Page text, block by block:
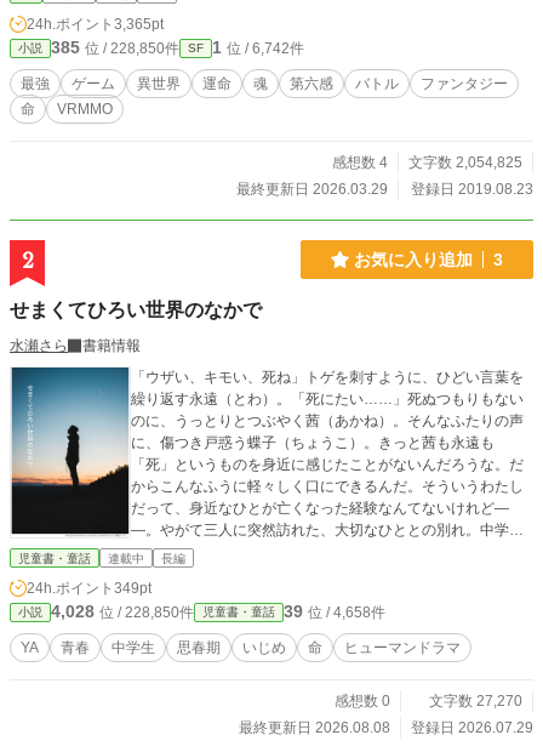
せ、ソウルメイトを通して視覚、聴覚、触覚、嗅覚、味覚、そして第六感を再現
を試みたシミュレーションゲームである。 アルカナ・ボンヤードは現存のVR
技術をはるかに超えた代物で、次世代のMMORPG、SRMMORPG(Soul Reality
Massively Multiplayer Online Role-Playing Game)として期待されているだけで
なく、軍事、医療等の様々な分野でも注目されていた。 しかし、魂の仮想世
界にソウルイン（ログイン）するには膨大なデータを処理できる装置と通信施設
大会『ソウル杯』を企画した。 その目的はアノア研究所が用意した施設に参
する事にある。 ゲームのルールは、ゲーム内でプレイヤー同士を戦わせて、
最後に生き残った者が勝者となる。優勝賞金は300万ドルという高額から、全世
界のゲーマーだけでなく、格闘家、軍隊からも注目される大会となった。 各
界のプロが競い合うことから、ネットではある噂が囁かれていた。それは……。
『この大会で優勝した人物はネトゲ―最強のプレイヤーの称号を得ることができ
る』 あるものは富と名声を、あるものは魂の世界の邂逅を夢見て……参加者
は様々な思いを胸に、戦いへと身を投じていくのであった。 ＊お話の都合上、
会話が長文になることがあります。 その場合、読みやすさを重視するため、
改行や一行開けた文体にしていますので、ご容赦ください。 投稿日は不定
期です
24h.ポイント 3,365pt
小説 385 位 / 228,850件 SF 1 位 / 6,742件
最強 ゲーム 異世界 運命 魂 第六感 バトル
ファンタジー
命
VRMMO
感想数 4
文字数 2,054,825
最終更新日 2026.03.29
登録日 2019.08.23
2 お気に入り追加 3
せまくてひろい世界のなかで
水瀬さら
書籍情報
「ウザい、キモい、死ね」トゲを刺すように、ひどい言葉を
繰り返す永遠（とわ）。「死にたい……」死ぬつもりもない
のに、うっとりとつぶやく茜（あかね）。そんなふたりの声
に、傷つき戸惑う蝶子（ちょうこ）。きっと茜も永遠も
「死」というものを身近に感じたことがないんだろうな。だ
からこんなふうに軽々しく口にできるんだ。そういうわたし
だって、身近なひとが亡くなった経験なんてないけれど―
―。やがて三人に突然訪れた、大切なひととの別れ。中学二
年生。狭くて広い世界の中で、ぐるぐる、ひりひり、頭も心
児童書・童話 連載中 長編
24h.ポイント 349pt
小説 4,028 位 / 228,850件 児童書・童話 39 位 / 4,658件
YA 青春 中学生 思春期 いじめ 命 ヒューマンドラマ
感想数 0
文字数 27,270
最終更新日 2026.08.08
登録日 2026.07.29